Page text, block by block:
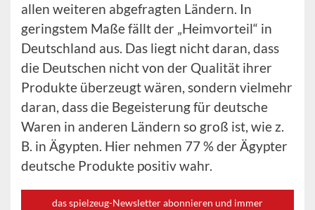
allen weiteren abgefragten Ländern. In
geringstem Maße fällt der „Heimvorteil“ in
Deutschland aus. Das liegt nicht daran, dass
die Deutschen nicht von der Qualität ihrer
Produkte überzeugt wären, sondern vielmehr
daran, dass die Begeisterung für deutsche
Waren in anderen Ländern so groß ist, wie z.
B. in Ägypten. Hier nehmen 77 % der Ägypter
deutsche Produkte positiv wahr.
das spielzeug-Newsletter abonnieren und immer